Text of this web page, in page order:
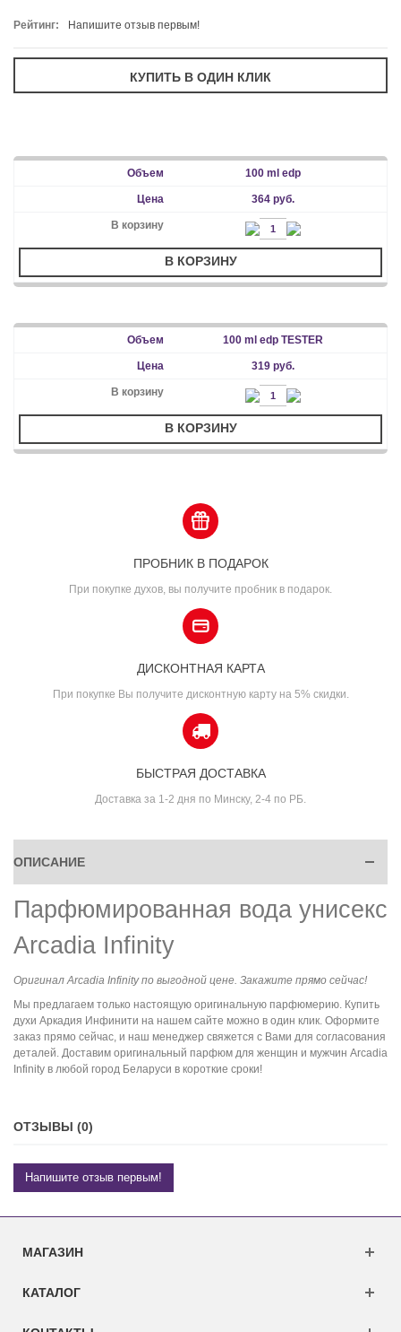
Рейтинг: Напишите отзыв первым!
100 ml edp
364 руб.
В КОРЗИНУ
100 ml edp TESTER
319 руб.
В КОРЗИНУ
ПРОБНИК В ПОДАРОК
При покупке духов, вы получите пробник в подарок.
ДИСКОНТНАЯ КАРТА
При покупке Вы получите дисконтную карту на 5% скидки.
БЫСТРАЯ ДОСТАВКА
Доставка за 1-2 дня по Минску, 2-4 по РБ.
ОПИСАНИЕ
Парфюмированная вода унисекс
Arcadia Infinity
Оригинал Arcadia Infinity по выгодной цене. Закажите прямо сейчас!
Мы предлагаем только настоящую оригинальную парфюмерию. Купить
духи Аркадия Инфинити на нашем сайте можно в один клик. Оформите
заказ прямо сейчас, и наш менеджер свяжется с Вами для согласования
деталей. Доставим оригинальный парфюм для женщин и мужчин Arcadia
Infinity в любой город Беларуси в короткие сроки!
ОТЗЫВЫ (0)
Напишите отзыв первым!
МАГАЗИН
КАТАЛОГ